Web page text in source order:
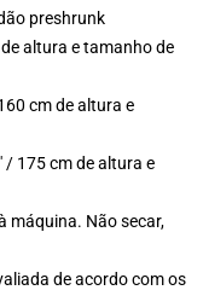
preshrunk
altura e tamanho de
cm de altura e
/ 175 cm de altura e
máquina. Não secar,
de acordo com os